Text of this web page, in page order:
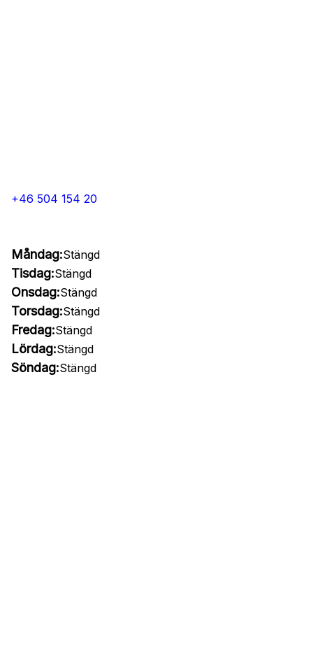
+46 504 154 20
Måndag:Stängd
Tisdag:Stängd
Onsdag:Stängd
Torsdag:Stängd
Fredag:Stängd
Lördag:Stängd
Söndag:Stängd